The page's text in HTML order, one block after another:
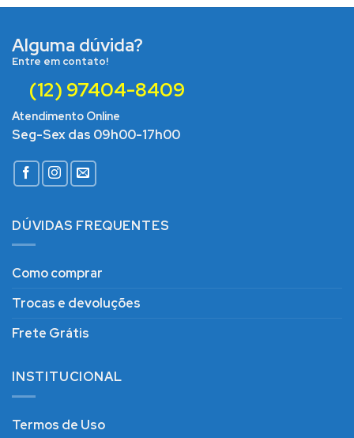
Alguma dúvida?
Entre em contato!
(12) 97404-8409
Atendimento Online
Seg-Sex das 09h00-17h00
DÚVIDAS FREQUENTES
Como comprar
Trocas e devoluções
Frete Grátis
INSTITUCIONAL
Termos de Uso